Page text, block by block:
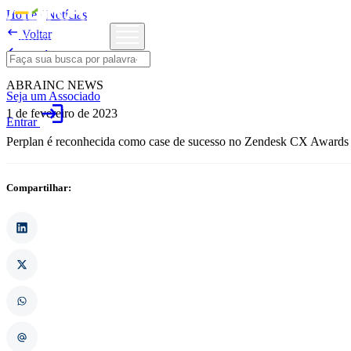
Seja um Associado
Entrarlogin
Home/Notícias
 Voltar
Notícias
ABRAINC NEWS
1 de fevereiro de 2023
Perplan é reconhecida como case de sucesso no Zendesk CX
Compartilhar: